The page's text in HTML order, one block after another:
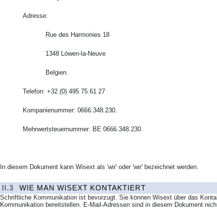
Adresse:
Rue des Harmonies 18
1348 Löwen-la-Neuve
Belgien.
Telefon: +32 (0) 495 75 61 27
Kompanienummer: 0666.348.230.
Mehrwertsteuernummer: BE 0666.348.230.
In diesem Dokument kann Wisext als 'wir' oder 'wir' bezeichnet werden.
II.3 WIE MAN WISEXT KONTAKTIERT
Schriftliche Kommunikation ist bevorzugt. Sie können Wisext über das
Kommunikation bereitstellen. E-Mail-Adressen sind in diesem Dokument